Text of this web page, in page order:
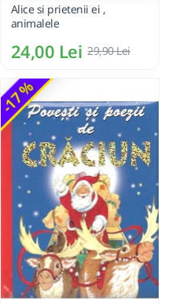
Alice si prietenii ei ,
animalele
24,00 Lei 29,90 Lei
-17 %